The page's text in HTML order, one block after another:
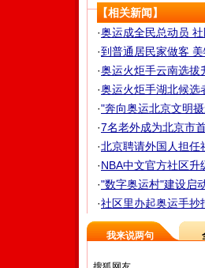
【相关新闻】
·奥运成全民总动员
·到普通居民家做客 美
·奥运火炬手云南选拔
·奥运火炬手湖北候选
·"奔向奥运北京文明
·7名老外成为北京市
·北京聘请外国人担任
·NBA中文官方社区升
·"数字奥运村"建设启
·社区里办起奥运手抄
我来说两句